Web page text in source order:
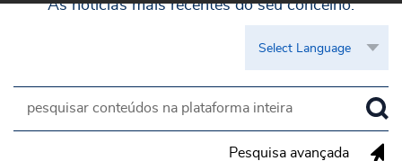
Pesquisa avançada
As notícias mais recentes do seu concelho.